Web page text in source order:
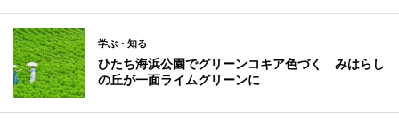
学ぶ・知る
ひたち海浜公園でグリーンコキア色づく みはらし
の丘が一面ライムグリーンに